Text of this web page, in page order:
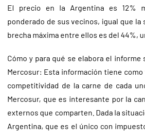
El precio en la Argentina es 12%
ponderado de sus vecinos, igual que la
brecha máxima entre ellos es del 44%,
Cómo y para qué se elabora el informe
Mercosur: Esta información tiene
competitividad de la carne de cada
Mercosur, que es interesante por la
externos que comparten. Dada la
Argentina, que es el único con